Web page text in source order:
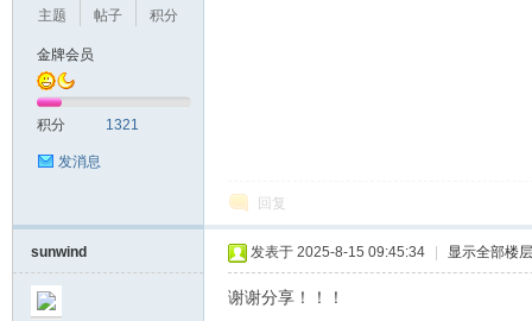
主题
帖子
积分
金牌会员
积分 1321
发消息
回复
sunwind 发表于 2025-8-15 09:45:34 显示全部楼层
谢谢分享！！！